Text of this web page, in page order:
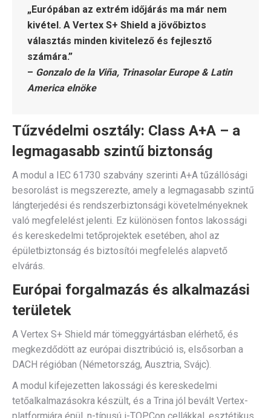
„Európában az extrém időjárás ma már nem
kivétel. A Vertex S+ Shield a jövőbiztos
választás minden kivitelező és fejlesztő
számára.”
– Gonzalo de la Viña, Trinasolar Europe & Latin
America elnöke
Tűzvédelmi osztály: Class A+A – a
legmagasabb szintű biztonság
A modul a IEC 61730 szabvány szerinti A+A tűzállósági
besorolást is megszerezte, amely a legmagasabb szintű
lángterjedési és rendszerbiztonsági követelményeknek
való megfelelést jelenti. Ez különösen fontos lakossági
és kereskedelmi tetőprojektek esetében, ahol az
épületbiztonság és biztosítói megfelelés alapvető
elvárás.
Európai forgalmazás és alkalmazási
területek
A Vertex S+ Shield már tömeggyártásban elérhető, és
megkezdődött az európai disztribúció is, elsősorban a
DACH régióban (Németország, Ausztria, Svájc).
A modul kifejezetten lakossági és kereskedelmi
tetőalkalmazásokra készült, és a Trina jól bevált Vertex-